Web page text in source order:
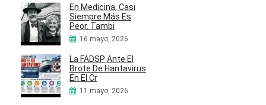
En Medicina, Casi
Siempre Más Es
Peor. Tambi
16 mayo, 2026
La FADSP Ante El
Brote De Hantavirus
En El Cr
11 mayo, 2026